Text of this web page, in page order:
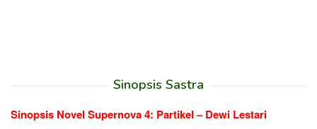
Sinopsis Sastra
Sinopsis Novel Supernova 4: Partikel – Dewi Lestari